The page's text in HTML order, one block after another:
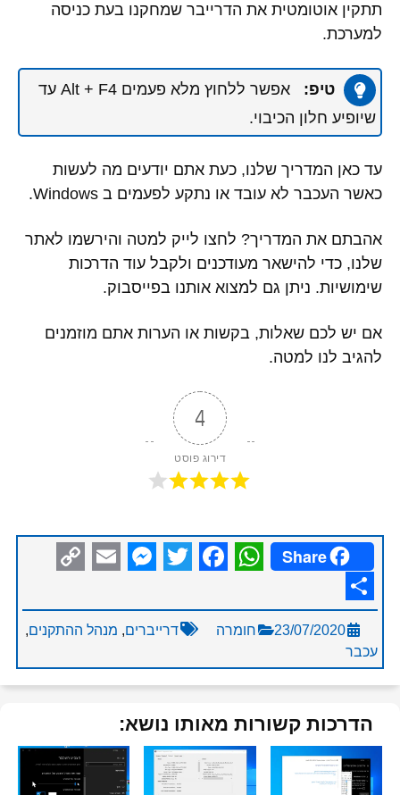
תתקין אוטומטית את הדרייבר שמחקנו בעת כניסה
למערכת.
טיפ:
אפשר ללחוץ מלא פעמים Alt + F4 עד
שיופיע חלון הכיבוי.
עד כאן המדריך שלנו, כעת אתם יודעים מה לעשות
כאשר העכבר לא עובד או נתקע לפעמים ב Windows.
אהבתם את המדריך? לחצו לייק למטה והירשמו לאתר
שלנו, כדי להישאר מעודכנים ולקבל עוד הדרכות
שימושיות. ניתן גם למצוא אותנו בפייסבוק.
אם יש לכם שאלות, בקשות או הערות אתם מוזמנים
להגיב לנו למטה.
4
דירוג פוסט
Share
Link
Share
23/07/2020 חומרה דרייברים, מנהל ההתקנים,
עכבר
הדרכות קשורות מאותו נושא: